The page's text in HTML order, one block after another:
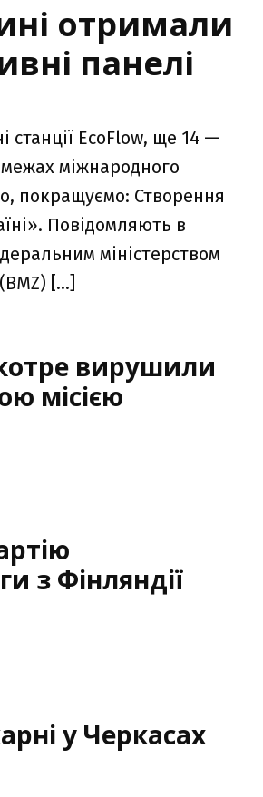
отримали
панелі
станції EcoFlow, ще 14 —
межах міжнародного
покращуємо: Створення
Повідомляють в
міністерством
[…]
вирушили
місією
з Фінляндії
у Черкасах